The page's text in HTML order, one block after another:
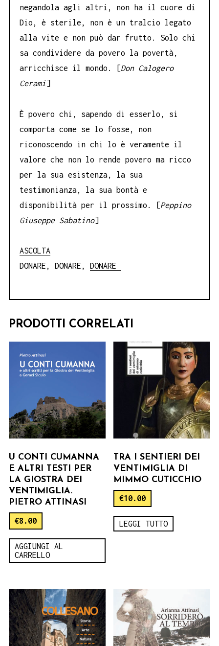
negandola agli altri, non ha il cuore di
Dio, è sterile, non è un tralcio legato
alla vite e non può dar frutto. Solo chi
sa condividere da povero la povertà,
arricchisce il mondo. [Don Calogero
Cerami ]
È povero chi, sapendo di esserlo, si
comporta come se lo fosse, non
riconoscendo in chi lo è veramente il
valore che non lo rende povero ma ricco
per la sua esistenza, la sua
testimonianza, la sua bontà e
disponibilità per il prossimo. [Peppino
Giuseppe Sabatino]
ASCOLTA
DONARE, DONARE,
DONARE
PRODOTTI CORRELATI
U CONTI CUMANNA
E ALTRI TESTI PER
LA GIOSTRA DEI
VENTIMIGLIA.
PIETRO ATTINASI
€8.00
AGGIUNGI AL
CARRELLO
TRA I SENTIERI DEI
VENTIMIGLIA DI
MIMMO CUTICCHIO
€10.00
LEGGI TUTTO